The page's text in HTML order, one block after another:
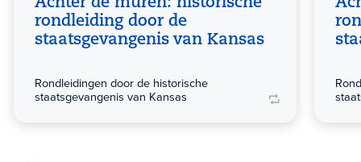
rondleiding door de
staatsgevangenis van Kansas
Rondleidingen door de historische
staatsgevangenis van Kansas